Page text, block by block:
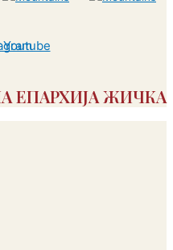
Youtube
ЕПАРХИЈА ЖИЧКА